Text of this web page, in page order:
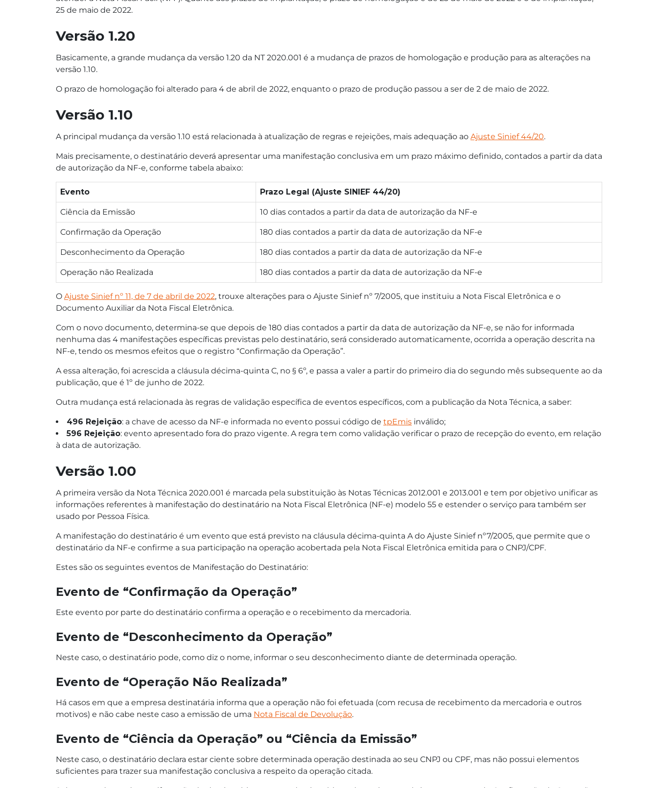
25 de maio de 2022.
Versão 1.20
Basicamente, a grande mudança da versão 1.20 da NT 2020.001 é a mudança de prazos de homologação e produção para as alterações na
versão 1.10.
O prazo de homologação foi alterado para 4 de abril de 2022, enquanto o prazo de produção passou a ser de 2 de maio de 2022.
Versão 1.10
A principal mudança da versão 1.10 está relacionada à atualização de regras e rejeições, mais adequação ao Ajuste Sinief 44/20.
Mais precisamente, o destinatário deverá apresentar uma manifestação conclusiva em um prazo máximo definido, contados a partir da data
de autorização da NF-e, conforme tabela abaixo:
Evento Prazo Legal (Ajuste SINIEF 44/20)
Ciência da Emissão 10 dias contados a partir da data de autorização da NF-e
Confirmação da Operação 180 dias contados a partir da data de autorização da NF-e
Desconhecimento da Operação 180 dias contados a partir da data de autorização da NF-e
Operação não Realizada 180 dias contados a partir da data de autorização da NF-e
O Ajuste Sinief nº 11, de 7 de abril de 2022, trouxe alterações para o Ajuste Sinief nº 7/2005, que instituiu a Nota Fiscal Eletrônica e o
Documento Auxiliar da Nota Fiscal Eletrônica.
Com o novo documento, determina-se que depois de 180 dias contados a partir da data de autorização da NF-e, se não for informada
nenhuma das 4 manifestações específicas previstas pelo destinatário, será considerado automaticamente, ocorrida a operação descrita na
NF-e, tendo os mesmos efeitos que o registro “Confirmação da Operação”.
A essa alteração, foi acrescida a cláusula décima-quinta C, no § 6º, e passa a valer a partir do primeiro dia do segundo mês subsequente ao da
publicação, que é 1º de junho de 2022.
Outra mudança está relacionada às regras de validação específica de eventos específicos, com a publicação da Nota Técnica, a saber:
496 Rejeição: a chave de acesso da NF-e informada no evento possui código de tpEmis inválido;
596 Rejeição: evento apresentado fora do prazo vigente. A regra tem como validação verificar o prazo de recepção do evento, em relação
à data de autorização.
Versão 1.00
A primeira versão da Nota Técnica 2020.001 é marcada pela substituição às Notas Técnicas 2012.001 e 2013.001 e tem por objetivo unificar as
informações referentes à manifestação do destinatário na Nota Fiscal Eletrônica (NF-e) modelo 55 e estender o serviço para também ser
usado por Pessoa Física.
A manifestação do destinatário é um evento que está previsto na cláusula décima-quinta A do Ajuste Sinief nº7/2005, que permite que o
destinatário da NF-e confirme a sua participação na operação acobertada pela Nota Fiscal Eletrônica emitida para o CNPJ/CPF.
Estes são os seguintes eventos de Manifestação do Destinatário:
Evento de “Confirmação da Operação”
Este evento por parte do destinatário confirma a operação e o recebimento da mercadoria.
Evento de “Desconhecimento da Operação”
Neste caso, o destinatário pode, como diz o nome, informar o seu desconhecimento diante de determinada operação.
Evento de “Operação Não Realizada”
Há casos em que a empresa destinatária informa que a operação não foi efetuada (com recusa de recebimento da mercadoria e outros
motivos) e não cabe neste caso a emissão de uma Nota Fiscal de Devolução.
Evento de “Ciência da Operação” ou “Ciência da Emissão”
Neste caso, o destinatário declara estar ciente sobre determinada operação destinada ao seu CNPJ ou CPF, mas não possui elementos
suficientes para trazer sua manifestação conclusiva a respeito da operação citada.